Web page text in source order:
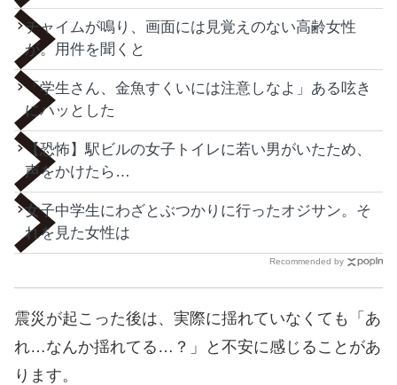
チャイムが鳴り、画面には見覚えのない高齢女性
が。用件を聞くと
「学生さん、金魚すくいには注意しなよ」ある呟き
にハッとした
【恐怖】駅ビルの女子トイレに若い男がいたため、
声をかけたら…
女子中学生にわざとぶつかりに行ったオジサン。そ
れを見た女性は
Recommended by
震災が起こった後は、実際に揺れていなくても「あ
れ…なんか揺れてる…？」と不安に感じることがあ
ります。